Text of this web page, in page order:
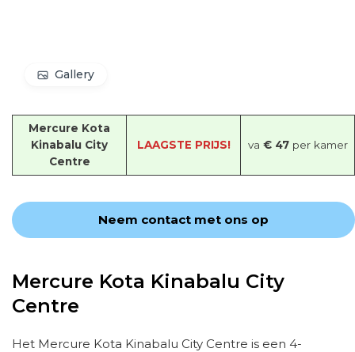
Gallery
Mercure Kota
Kinabalu City
Centre
LAAGSTE PRIJS! va € 47per kamer
Neem contact met ons op
Mercure Kota Kinabalu City
Centre
Het Mercure Kota Kinabalu City Centre is een 4-